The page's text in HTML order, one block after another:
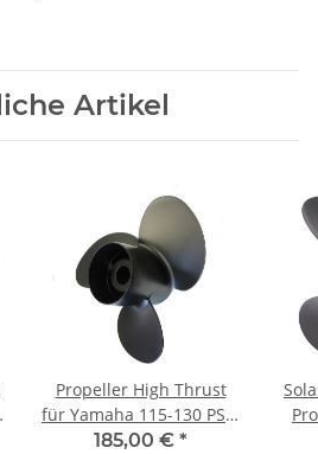
Artikel
Propeller High Thrust
für Yamaha 115-130 PS 3
- 14 1/10 x 11 mit 15
185,00 € *